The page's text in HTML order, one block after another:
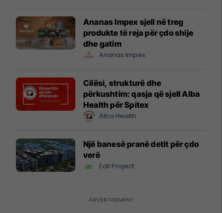
Ananas Impex sjell në treg
produkte të reja për çdo shije
dhe gatim
Ananas Impex
Cilësi, strukturë dhe
përkushtim: qasja që sjell Alba
Health për Spitex
Alba Health
Një banesë pranë detit për çdo
verë
Edil Project